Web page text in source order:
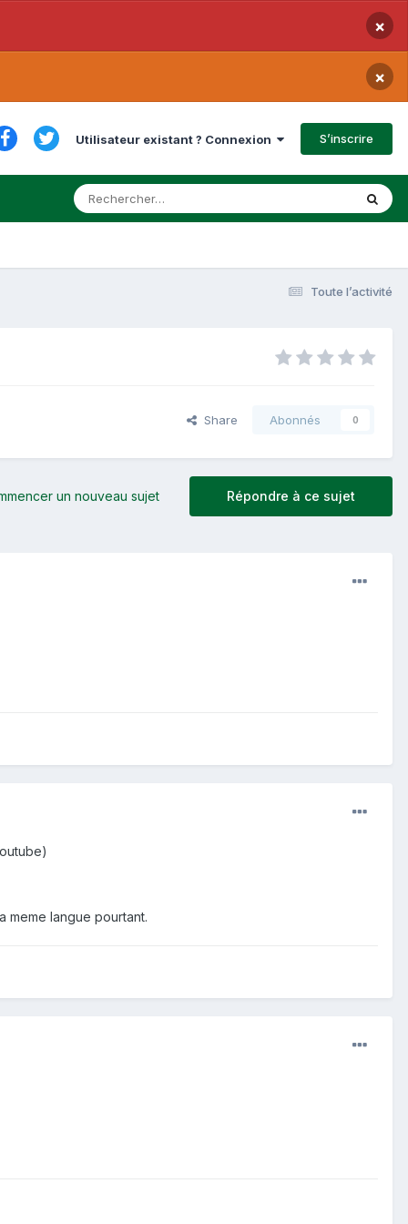
×
×
Utilisateur existant ? Connexion S’inscrire
Toute l’activité
Share Abonnés 0
Répondre à ce sujet
un nouveau sujet
meme langue pourtant.